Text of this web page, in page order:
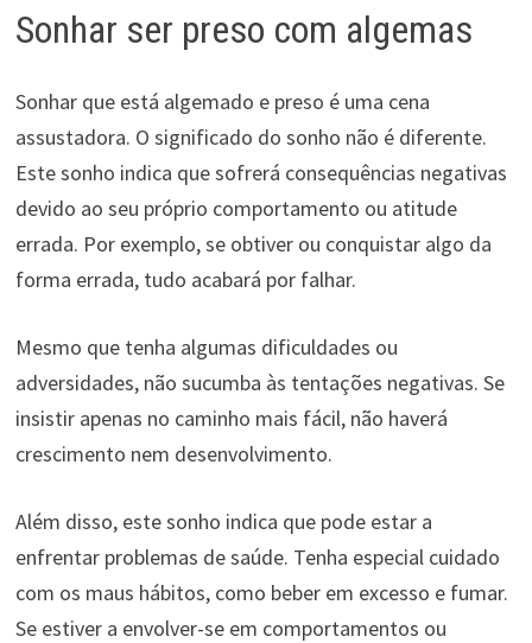
Sonhar ser preso com algemas
Sonhar que está algemado e preso é uma cena
assustadora. O significado do sonho não é diferente.
Este sonho indica que sofrerá consequências negativas
devido ao seu próprio comportamento ou atitude
errada. Por exemplo, se obtiver ou conquistar algo da
forma errada, tudo acabará por falhar.
Mesmo que tenha algumas dificuldades ou
adversidades, não sucumba às tentações negativas. Se
insistir apenas no caminho mais fácil, não haverá
crescimento nem desenvolvimento.
Além disso, este sonho indica que pode estar a
enfrentar problemas de saúde. Tenha especial cuidado
com os maus hábitos, como beber em excesso e fumar.
Se estiver a envolver-se em comportamentos ou